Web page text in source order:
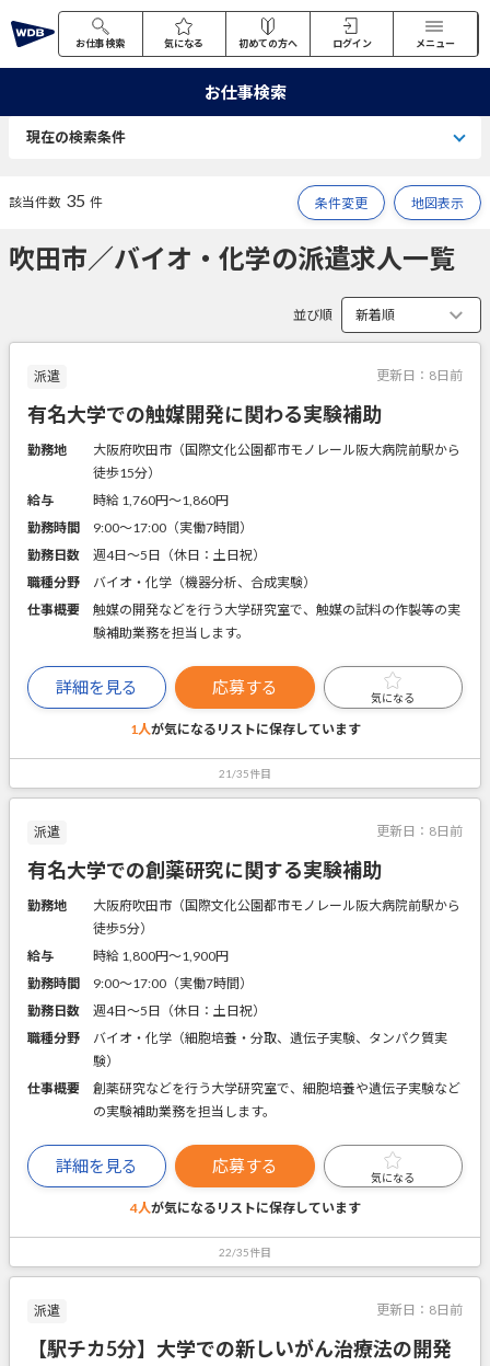
お仕事検索 気になる 初めての方へ ログイン メニュー
お仕事検索
現在の検索条件
該当件数 35 件 条件変更 地図表示
吹田市／バイオ・化学の派遣求人一覧
並び順
派遣 更新日： 8日前
有名大学での触媒開発に関わる実験補助
勤務地
大阪府吹田市（国際文化公園都市モノレール阪大病院前駅から
徒歩15分）
給与
時給 1,760円〜1,860円
勤務時間
9:00～17:00（実働7時間）
勤務日数
週4日～5日（休日：土日祝）
職種分野
バイオ・化学（機器分析、合成実験）
仕事概要
触媒の開発などを行う大学研究室で、触媒の試料の作製等の実
験補助業務を担当します。
詳細を見る 応募する
気になる
1人が気になるリストに保存しています
21/35件目
派遣 更新日： 8日前
有名大学での創薬研究に関する実験補助
勤務地
大阪府吹田市（国際文化公園都市モノレール阪大病院前駅から
徒歩5分）
給与
時給 1,800円〜1,900円
勤務時間
9:00～17:00（実働7時間）
勤務日数
週4日～5日（休日：土日祝）
職種分野
バイオ・化学（細胞培養・分取、遺伝子実験、タンパク質実
験）
仕事概要
創薬研究などを行う大学研究室で、細胞培養や遺伝子実験など
の実験補助業務を担当します。
詳細を見る 応募する
気になる
4人が気になるリストに保存しています
22/35件目
派遣 更新日： 8日前
【駅チカ5分】大学での新しいがん治療法の開発